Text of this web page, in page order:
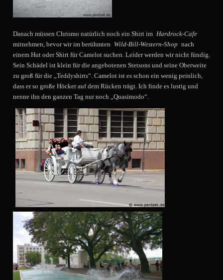
Danach müssen Chrismo natürlich noch ein Shirt im Hardrock-Cafe
mitnehmen, bevor wir im berühmten Wild-Bill-Western-Shop nach
einem Hut oder Shirt für Camelot suchen. Leider werden wir nicht fündig.
Sein Schädel ist klein für die angebotenen Stetsons und seine Oberweite
zu groß für die „Teddyshirts“. Camelot ist es schon ein wenig peinlich,
dass er so große Höcker auf dem Rücken trägt. Ich finde es lustig und
nenne ihn den ganzen Tag nur noch „Quasimodo“.